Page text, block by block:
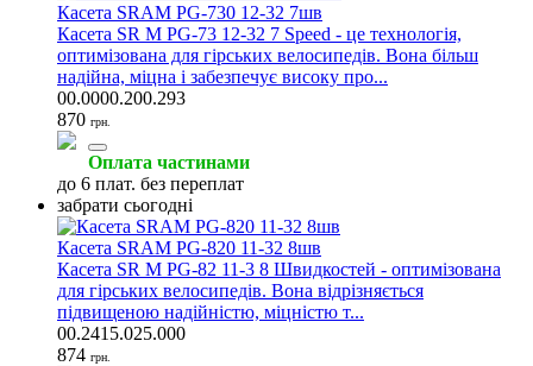
Касета SRAM PG-730 12-32 7шв
Касета SR M PG-73 12-32 7 Speed - це технологія,
оптимізована для гірських велосипедів. Вона більш
надійна, міцна і забезпечує високу про...
00.0000.200.293
870 грн.
Оплата частинами
до 6 плат. без переплат
забрати сьогодні
Касета SRAM PG-820 11-32 8шв
Касета SR M PG-82 11-3 8 Швидкостей - оптимізована
для гірських велосипедів. Вона відрізняється
підвищеною надійністю, міцністю т...
00.2415.025.000
874 грн.